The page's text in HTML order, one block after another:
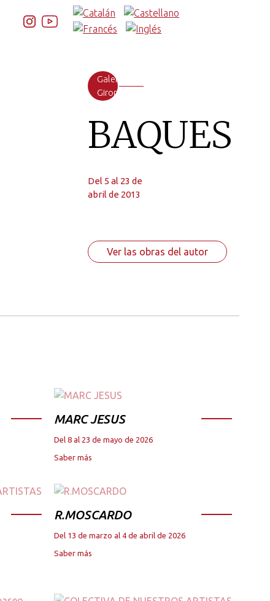
Galeria
Girona
BAQUES
Del 5 al 23 de
abril de 2013
Ver las obras del autor
MARC JESUS
Del 8 al 23 de mayo de 2026
Saber más
R.MOSCARDO
Del 13 de marzo al 4 de abril de 2026
Saber más